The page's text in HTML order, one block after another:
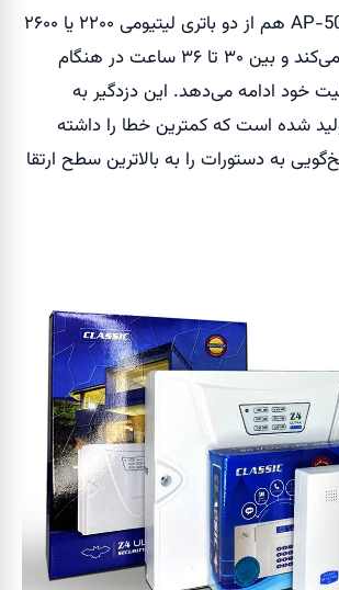
دزدگیر مرکزی AP-50WP هم از دو باتری لیتیومی ۲۲۰۰ یا ۲۶۰۰
میلی‌آمپر استفاده می‌کند و بین ۳۰ تا ۳۶ ساعت در هنگام
خود ادامه می‌دهد. این دزدگیر به
شده است که کمترین خطا را داشته
به دستورات را به بالاترین سطح ارتقا